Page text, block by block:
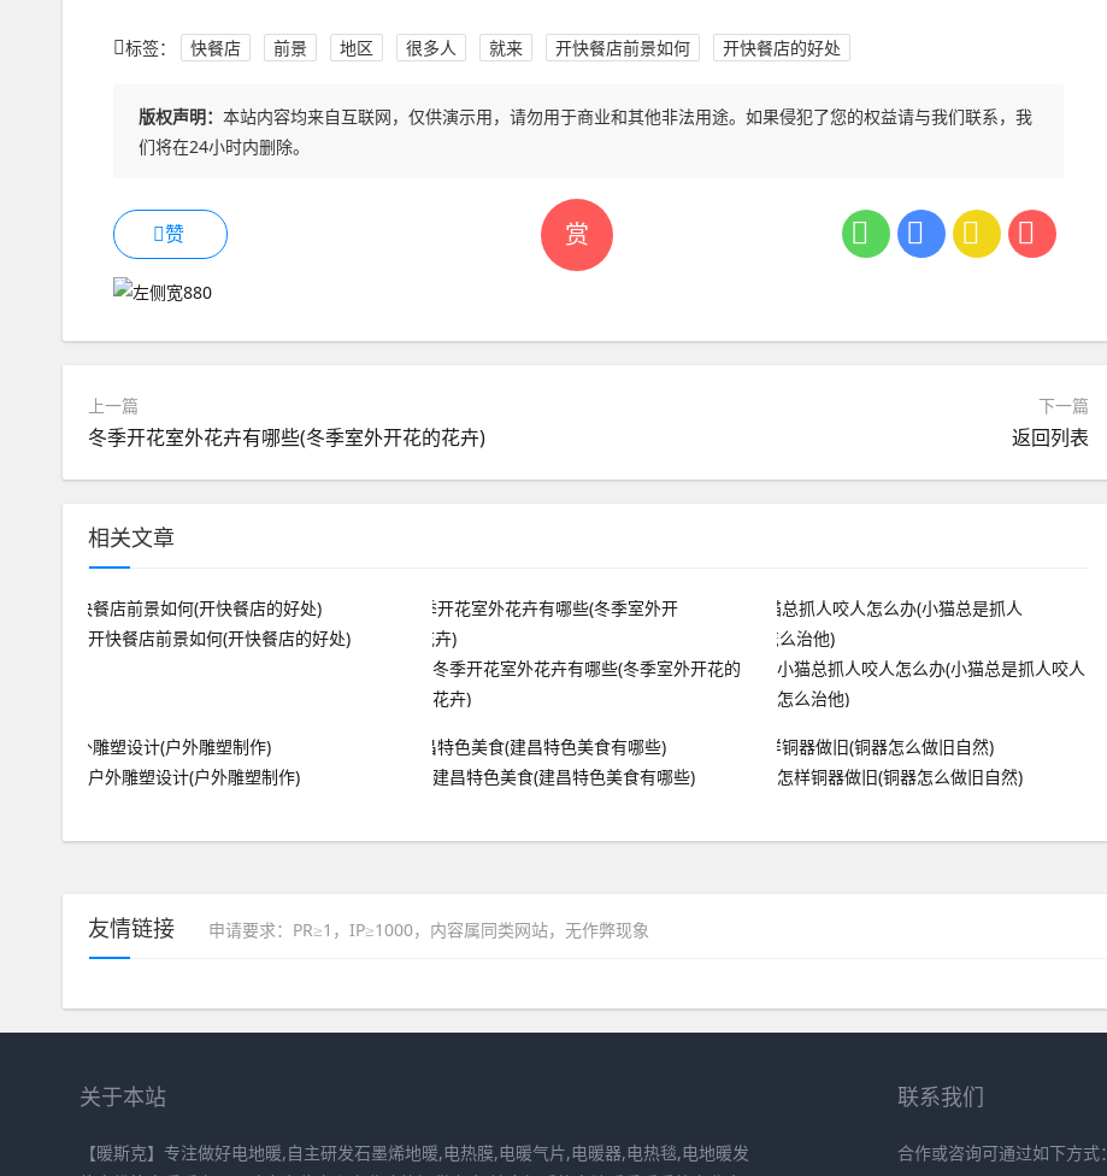
标签： 快餐店 前景 地区 很多人 就来 开快餐店前景如何 开快餐店的好处
赏
版权声明： 本站内容均来自互联网，仅供演示用，请勿用于商业和其他非法用途。如果侵犯了您的权益请与我们联系，我
们将在24小时内删除。
赞
上一篇
冬季开花室外花卉有哪些(冬季室外开花的花卉)
下一篇
返回列表
相关文章
开快餐店前景如何(开快餐店的好处)
冬季开花室外花卉有哪些(冬季室外开花的
花卉)
小猫总抓人咬人怎么办(小猫总是抓人咬人
怎么治他)
户外雕塑设计(户外雕塑制作) 建昌特色美食(建昌特色美食有哪些) 怎样铜器做旧(铜器怎么做旧自然)
友情链接 申请要求：PR≥1，IP≥1000，内容属同类网站，无作弊现象
关于本站
【暖斯克】专注做好电地暖,自主研发石墨烯地暖,电热膜,电暖气片,电暖器,电热毯,电地暖发
联系我们
合作或咨询可通过如下方式：